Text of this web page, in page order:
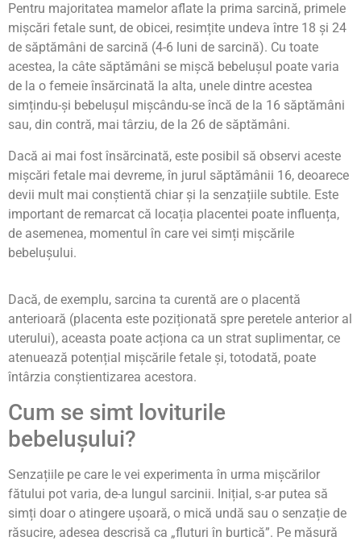
Pentru majoritatea mamelor aflate la prima sarcină, primele
mișcări fetale sunt, de obicei, resimțite undeva între 18 și 24
de săptămâni de sarcină (4-6 luni de sarcină). Cu toate
acestea, la câte săptămâni se mișcă bebelușul poate varia
de la o femeie însărcinată la alta, unele dintre acestea
simțindu-și bebelușul mișcându-se încă de la 16 săptămâni
sau, din contră, mai târziu, de la 26 de săptămâni.
Dacă ai mai fost însărcinată, este posibil să observi aceste
mișcări fetale mai devreme, în jurul săptămânii 16, deoarece
devii mult mai conștientă chiar și la senzațiile subtile. Este
important de remarcat că locația placentei poate influența,
de asemenea, momentul în care vei simți mișcările
bebelușului.
Dacă, de exemplu, sarcina ta curentă are o placentă
anterioară (placenta este poziționată spre peretele anterior al
uterului), aceasta poate acționa ca un strat suplimentar, ce
atenuează potențial mișcările fetale și, totodată, poate
întârzia conștientizarea acestora.
Cum se simt loviturile
bebelușului?
Senzațiile pe care le vei experimenta în urma mișcărilor
fătului pot varia, de-a lungul sarcinii. Inițial, s-ar putea să
simți doar o atingere ușoară, o mică undă sau o senzație de
răsucire, adesea descrisă ca „fluturi în burtică”. Pe măsură